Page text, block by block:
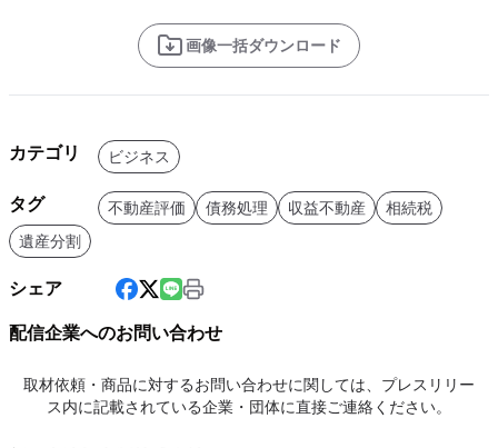
画像一括ダウンロード
カテゴリ ビジネス
タグ 不動産評価 債務処理 収益不動産
相続税
遺産分割
シェア
配信企業へのお問い合わせ
取材依頼・商品に対するお問い合わせに関しては、プレスリリー
ス内に記載されている企業・団体に直接ご連絡ください。